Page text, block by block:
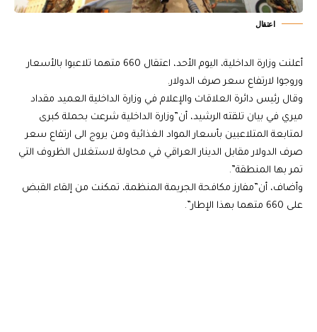
اعتقال
أعلنت وزارة الداخلية، اليوم الأحد، اعتقال 660 متهما تلاعبوا بالأسعار
وروجوا لارتفاع سعر صرف الدولار.
وقال رئيس دائرة العلاقات والإعلام في وزارة الداخلية العميد مقداد
ميري في بيان تلقته الرشيد، أن”وزارة الداخلية شرعت بحملة كبرى
لمتابعة المتلاعبين بأسعار المواد الغذائية ومن يروج الى ارتفاع سعر
صرف الدولار مقابل الدينار العراقي في محاولة لاستغلال الظروف التي
تمر بها المنطقة”.
وأضاف، أن”مفارز مكافحة الجريمة المنظمة، تمكنت من إلقاء القبض
على 660 متهما بهذا الإطار”.